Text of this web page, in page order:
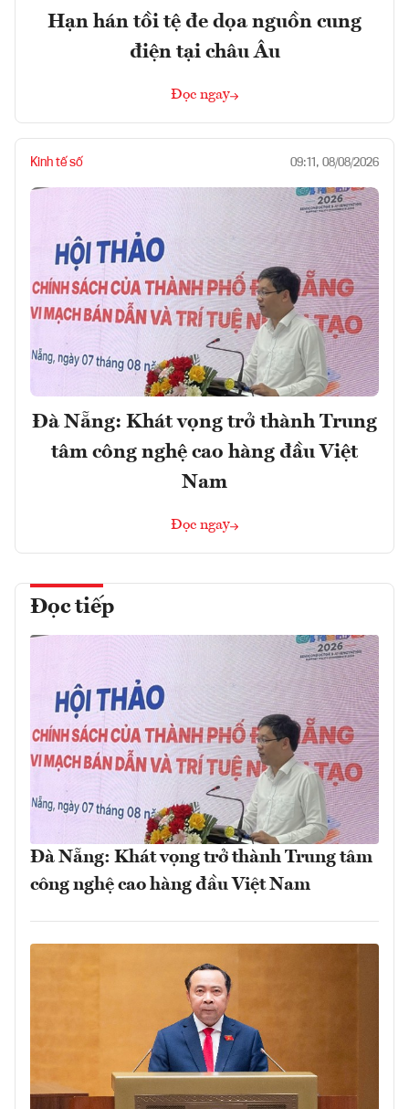
Hạn hán tồi tệ đe dọa nguồn cung
điện tại châu Âu
Đọc ngay
Kinh tế số 09:11, 08/08/2026
Đà Nẵng: Khát vọng trở thành Trung
tâm công nghệ cao hàng đầu Việt
Nam
Đọc ngay
Đọc tiếp
Đà Nẵng: Khát vọng trở thành Trung tâm
công nghệ cao hàng đầu Việt Nam